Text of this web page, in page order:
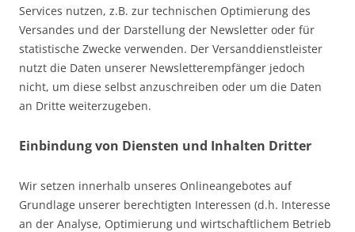
Services nutzen, z.B. zur technischen Optimierung des
Versandes und der Darstellung der Newsletter oder für
statistische Zwecke verwenden. Der Versanddienstleister
nutzt die Daten unserer Newsletterempfänger jedoch
nicht, um diese selbst anzuschreiben oder um die Daten
an Dritte weiterzugeben.
Einbindung von Diensten und Inhalten Dritter
Wir setzen innerhalb unseres Onlineangebotes auf
Grundlage unserer berechtigten Interessen (d.h. Interesse
an der Analyse, Optimierung und wirtschaftlichem Betrieb